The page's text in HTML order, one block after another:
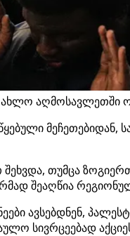
აღმოსავლეთში
თუმცა
შეაღწია
ავსებდნენ,
სივრცეებად